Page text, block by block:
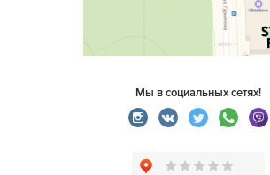
Мы в социальных сетях!